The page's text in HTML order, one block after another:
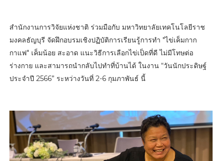
สำนักงานการวิจัยแห่งชาติ ร่วมมือกับ มหาวิทยาลัยเทคโนโลยีราช
มงคลธัญบุรี จัดฝึกอบรมเชิงปฏิบัติการเรียนรู้การทำ "ไข่เค็มกาก
กาแฟ" เค็มน้อย สะอาด แนะวิธีการเลือกไข่เป็ดที่ดี ไม่มีโทษต่อ
ร่างกาย และสามารถนำกลับไปทำที่บ้านได้ ในงาน “วันนักประดิษฐ์
ประจำปี 2566” ระหว่างวันที่ 2-6 กุมภาพันธ์ นี้